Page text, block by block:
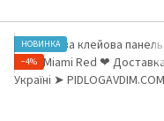
НОВИНКА
−4%